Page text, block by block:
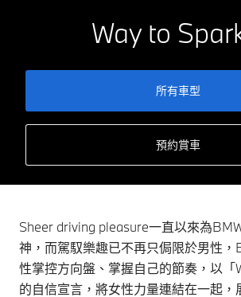
Way to
所有車型
預約賞車
Sheer driving pleasure一直以來為
神，而駕馭樂趣已不再只侷限於男性，
性掌控方向盤、掌握自己的節奏，以「
的自信宣言，將女性力量連結在一起，